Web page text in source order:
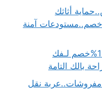
أثاثك
سلامة أثاثك..23%خصم..مستودعات آمنة
دينا نقل عفش حي النرجس بـ15%خصم لـفك
بالك التامة
نقل